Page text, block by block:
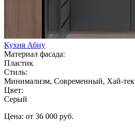
Кухня Абиу
Материал фасада:
Пластик
Стиль:
Минимализм, Современный, Хай-тек
Цвет:
Серый
Цена: от 36 000 руб.